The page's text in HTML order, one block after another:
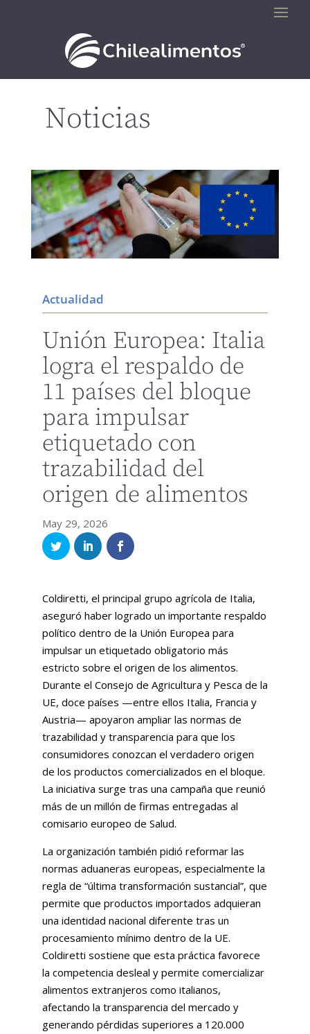
Noticias
Actualidad
Unión Europea: Italia
logra el respaldo de
11 países del bloque
para impulsar
etiquetado con
trazabilidad del
origen de alimentos
May 29, 2026
Coldiretti, el principal grupo agrícola de Italia,
aseguró haber logrado un importante respaldo
político dentro de la Unión Europea para
impulsar un etiquetado obligatorio más
estricto sobre el origen de los alimentos.
Durante el Consejo de Agricultura y Pesca de la
UE, doce países —entre ellos Italia, Francia y
Austria— apoyaron ampliar las normas de
trazabilidad y transparencia para que los
consumidores conozcan el verdadero origen
de los productos comercializados en el bloque.
La iniciativa surge tras una campaña que reunió
más de un millón de firmas entregadas al
comisario europeo de Salud.
La organización también pidió reformar las
normas aduaneras europeas, especialmente la
regla de “última transformación sustancial”, que
permite que productos importados adquieran
una identidad nacional diferente tras un
procesamiento mínimo dentro de la UE.
Coldiretti sostiene que esta práctica favorece
la competencia desleal y permite comercializar
alimentos extranjeros como italianos,
afectando la transparencia del mercado y
generando pérdidas superiores a 120.000